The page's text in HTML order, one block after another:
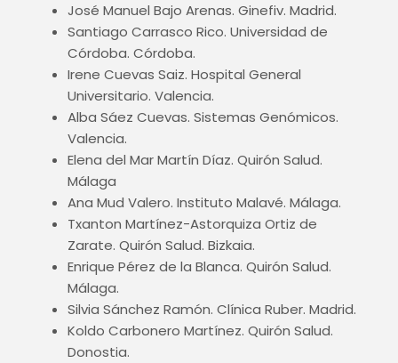
José Manuel Bajo Arenas. Ginefiv. Madrid.
Santiago Carrasco Rico. Universidad de
Córdoba. Córdoba.
Irene Cuevas Saiz. Hospital General
Universitario. Valencia.
Alba Sáez Cuevas. Sistemas Genómicos.
Valencia.
Elena del Mar Martín Díaz. Quirón Salud.
Málaga
Ana Mud Valero. Instituto Malavé. Málaga.
Txanton Martínez-Astorquiza Ortiz de
Zarate. Quirón Salud. Bizkaia.
Enrique Pérez de la Blanca. Quirón Salud.
Málaga.
Silvia Sánchez Ramón. Clínica Ruber. Madrid.
Koldo Carbonero Martínez. Quirón Salud.
Donostia.